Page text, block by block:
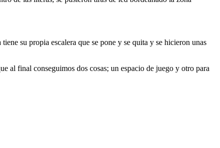
su propia escalera que se pone y se quita y se hicieron unas
al final conseguimos dos cosas; un espacio de juego y otro para